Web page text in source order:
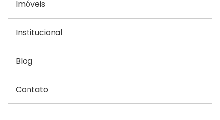
Imóveis
Institucional
Blog
Contato